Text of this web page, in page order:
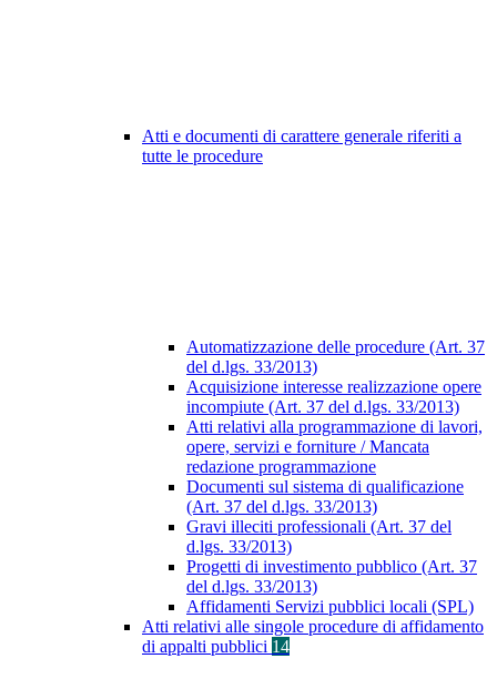
Atti e documenti di carattere generale riferiti a
tutte le procedure
Automatizzazione delle procedure (Art. 37
del d.lgs. 33/2013)
Acquisizione interesse realizzazione opere
incompiute (Art. 37 del d.lgs. 33/2013)
Atti relativi alla programmazione di lavori,
opere, servizi e forniture / Mancata
redazione programmazione
Documenti sul sistema di qualificazione
(Art. 37 del d.lgs. 33/2013)
Gravi illeciti professionali (Art. 37 del
d.lgs. 33/2013)
Progetti di investimento pubblico (Art. 37
del d.lgs. 33/2013)
Affidamenti Servizi pubblici locali (SPL)
Atti relativi alle singole procedure di affidamento
di appalti pubblici 14